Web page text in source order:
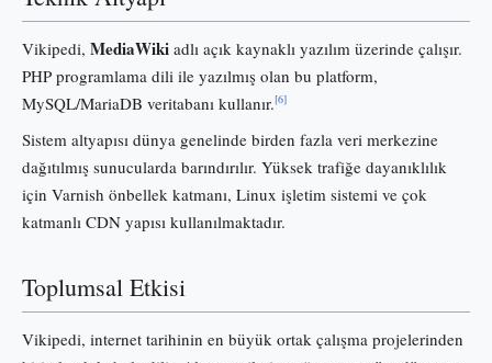
Vikipedi, MediaWiki adlı açık kaynaklı yazılım üzerinde çalışır.
PHP programlama dili ile yazılmış olan bu platform,
MySQL/MariaDB veritabanı kullanır.[6]
Sistem altyapısı dünya genelinde birden fazla veri merkezine
dağıtılmış sunucularda barındırılır. Yüksek trafiğe dayanıklılık
için Varnish önbellek katmanı, Linux işletim sistemi ve çok
katmanlı CDN yapısı kullanılmaktadır.
Toplumsal Etkisi
Vikipedi, internet tarihinin en büyük ortak çalışma projelerinden